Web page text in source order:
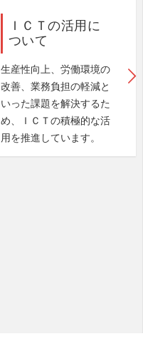
ＩＣＴの活用に
ついて
生産性向上、労働環境の
改善、業務負担の軽減と
いった課題を解決するた
め、ＩＣＴの積極的な活
用を推進しています。